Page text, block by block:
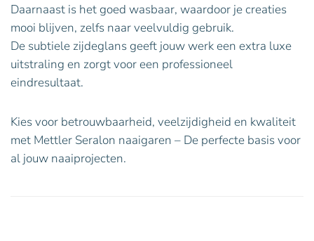
Daarnaast is het goed wasbaar, waardoor je creaties
mooi blijven, zelfs naar veelvuldig gebruik.
De subtiele zijdeglans geeft jouw werk een extra luxe
uitstraling en zorgt voor een professioneel
eindresultaat.
Kies voor betrouwbaarheid, veelzijdigheid en kwaliteit
met Mettler Seralon naaigaren – De perfecte basis voor
al jouw naaiprojecten.